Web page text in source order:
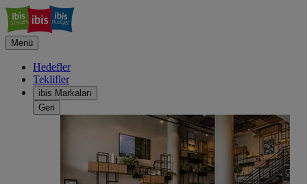
Menü
Hedefler
Teklifler
ibis Markaları
Geri